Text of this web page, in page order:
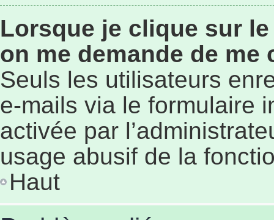
Lorsque je clique sur
on me demande de me
Seuls les utilisateurs
e-mails via le formulaire
activée par
usage abusif de la
Haut